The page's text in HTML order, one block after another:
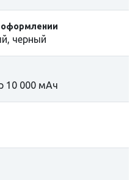
оформлении
черный
10 000 мАч